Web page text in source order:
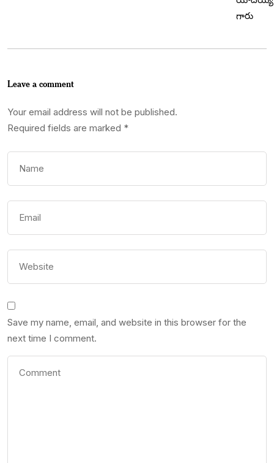
Leave a comment
Your email address will not be published.
Required fields are marked *
Save my name, email, and website in this browser for the
next time I comment.